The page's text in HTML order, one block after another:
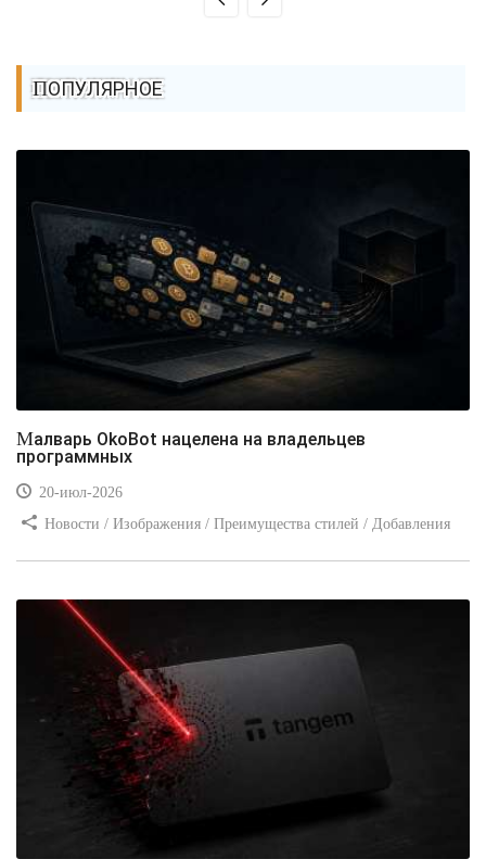
ПОПУЛЯРНОЕ
Малварь OkoBot нацелена на владельцев
программных
20-июл-2026
Новости / Изображения / Преимущества стилей / Добавления